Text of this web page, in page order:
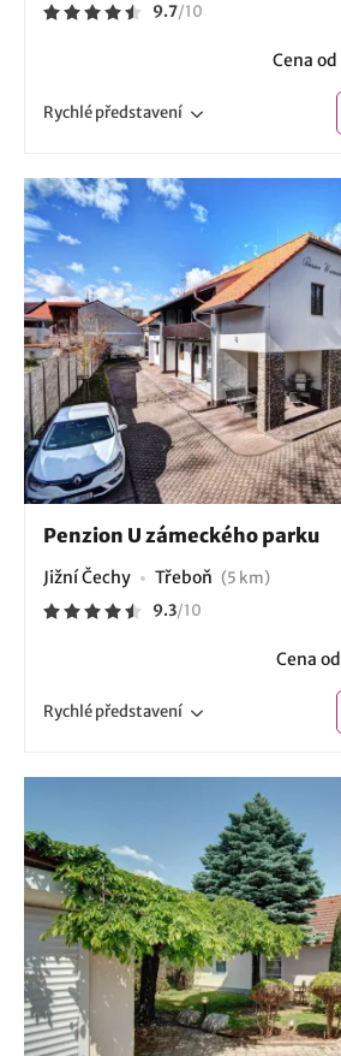
9.7/10
Cena od
Rychlépředstavení
Penzion U zámeckého parku
Jižní Čechy Třeboň (5 km)
9.3/10
Cena od
Rychlépředstavení